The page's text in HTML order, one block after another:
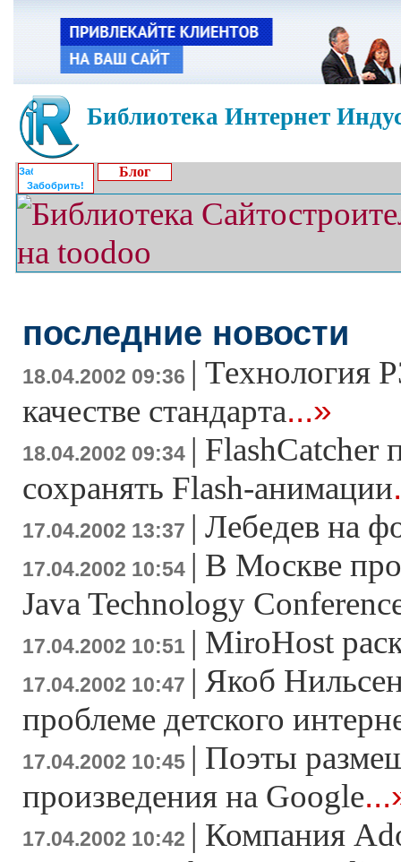
Библиотека Интернет
Забобрить!
Блог
последние новости
18.04.2002 09:36 | Технология
качестве стандарта...»
18.04.2002 09:34 | FlashCatcher
сохранять Flash-анимации
17.04.2002 13:37 | Лебедев на
17.04.2002 10:54 | В Москве
Java Technology
17.04.2002 10:51 | MiroHost
17.04.2002 10:47 | Якоб
проблеме детского
17.04.2002 10:45 | Поэты
произведения на Google
17.04.2002 10:42 | Компания